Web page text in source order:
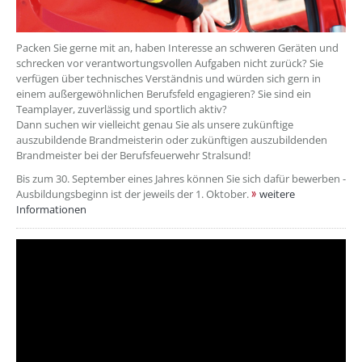
Packen Sie gerne mit an, haben Interesse an schweren Geräten und
schrecken vor verantwortungsvollen Aufgaben nicht zurück? Sie
verfügen über technisches Verständnis und würden sich gern in
einem außergewöhnlichen Berufsfeld engagieren? Sie sind ein
Teamplayer, zuverlässig und sportlich aktiv?
Dann suchen wir vielleicht genau Sie als unsere zukünftige
auszubildende Brandmeisterin oder zukünftigen auszubildenden
Brandmeister bei der Berufsfeuerwehr Stralsund!
Bis zum 30. September eines Jahres können Sie sich dafür bewerben -
Ausbildungsbeginn ist der jeweils der 1. Oktober.
weitere
Informationen